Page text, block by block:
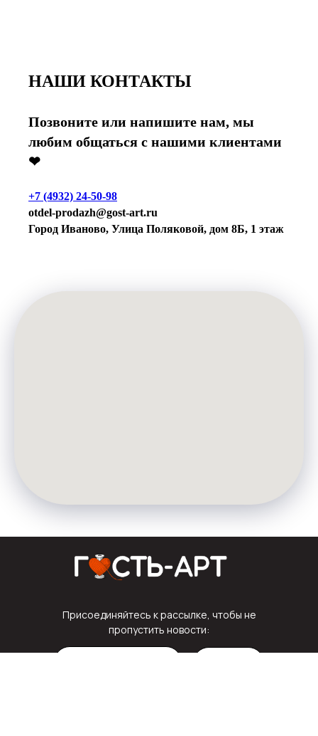
НАШИ КОНТАКТЫ
Позвоните или напишите нам, мы
любим общаться с нашими клиентами
❤
+7 (4932) 24-50-98
otdel-prodazh@gost-art.ru
Город Иваново, Улица Поляковой, дом 8Б, 1 этаж
Присоединяйтесь к рассылке, чтобы не
пропустить новости: